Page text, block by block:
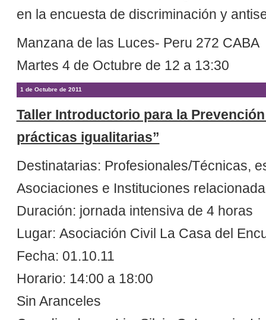
en la encuesta de discriminación y
Manzana de las Luces- Peru 272 CABA
Martes 4 de Octubre de 12 a 13:30
1 de Octubre de 2011
Taller Introductorio para la
prácticas igualitarias”
Destinatarias: Profesionales/Técnicas,
Asociaciones e Instituciones
Duración: jornada intensiva de 4 horas
Lugar: Asociación Civil La Casa del
Fecha: 01.10.11
Horario: 14:00 a 18:00
Sin Aranceles